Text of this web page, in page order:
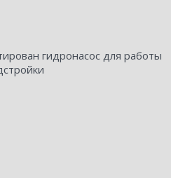
гидронасос для работы